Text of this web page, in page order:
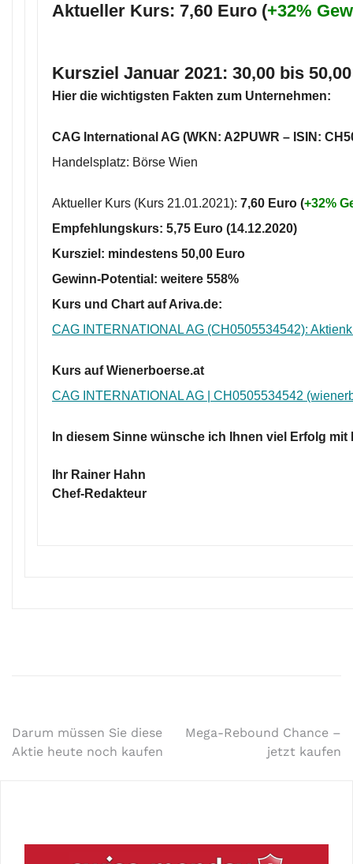
Aktueller Kurs: 7,60 Euro (+32%
Kursziel Januar 2021: 30,00 bis
Hier die wichtigsten Fakten zum Unternehmen:
CAG International AG (WKN: A2PUWR – ISIN:
Handelsplatz: Börse Wien
Aktueller Kurs (Kurs 21.01.2021): 7,60 Euro (+32%
Empfehlungskurs: 5,75 Euro (14.12.2020)
Kursziel: mindestens 50,00 Euro
Gewinn-Potential: weitere 558%
Kurs und Chart auf Ariva.de:
CAG INTERNATIONAL AG (CH0505534542):
Kurs auf Wienerboerse.at
CAG INTERNATIONAL AG | CH0505534542
In diesem Sinne wünsche ich Ihnen viel Erfolg
Ihr Rainer Hahn
Chef-Redakteur
Darum müssen Sie diese
Aktie heute noch kaufen
Mega-Rebound Chance –
jetzt kaufen